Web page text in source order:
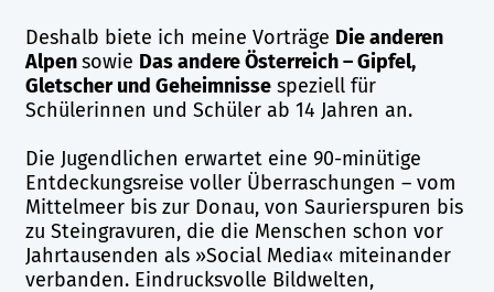
Deshalb biete ich meine Vorträge Die anderen
Alpensowie Das andere Österreich – Gipfel,
Gletscher und Geheimnissespeziell für
Schülerinnen und Schüler ab 14 Jahren an.
Die Jugendlichen erwartet eine 90-minütige
Entdeckungsreise voller Überraschungen – vom
Mittelmeer bis zur Donau, von Saurierspuren bis
zu Steingravuren, die die Menschen schon vor
Jahrtausenden als »Social Media« miteinander
verbanden. Eindrucksvolle Bildwelten,